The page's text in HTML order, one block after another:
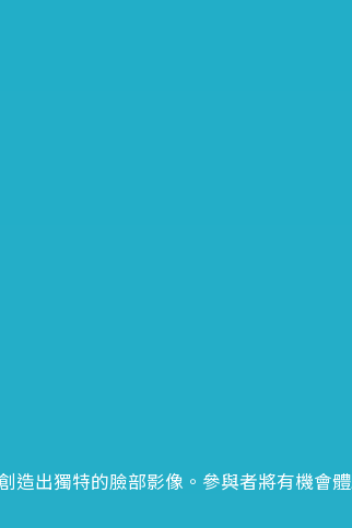
出獨特的臉部影像。參與者將有機會